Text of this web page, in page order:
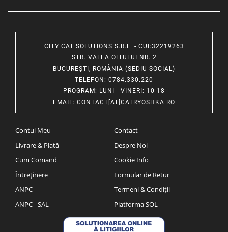
CITY CAT SOLUTIONS S.R.L. - CUI:32219263
STR. VALEA OLTULUI NR. 2
BUCUREȘTI, ROMÂNIA (SEDIU SOCIAL)
TELEFON : 0784.330.220
PROGRAM: LUNI - VINERI: 10-18
EMAIL: CONTACT[AT]CATRYOSHKA.RO
Contul Meu
Livrare & Plată
Cum Comand
Întreținere
ANPC
ANPC - SAL
Contact
Despre Noi
Cookie Info
Formular de Retur
Termeni & Condiții
Platforma SOL